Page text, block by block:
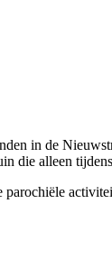
in de
die alleen
parochiële